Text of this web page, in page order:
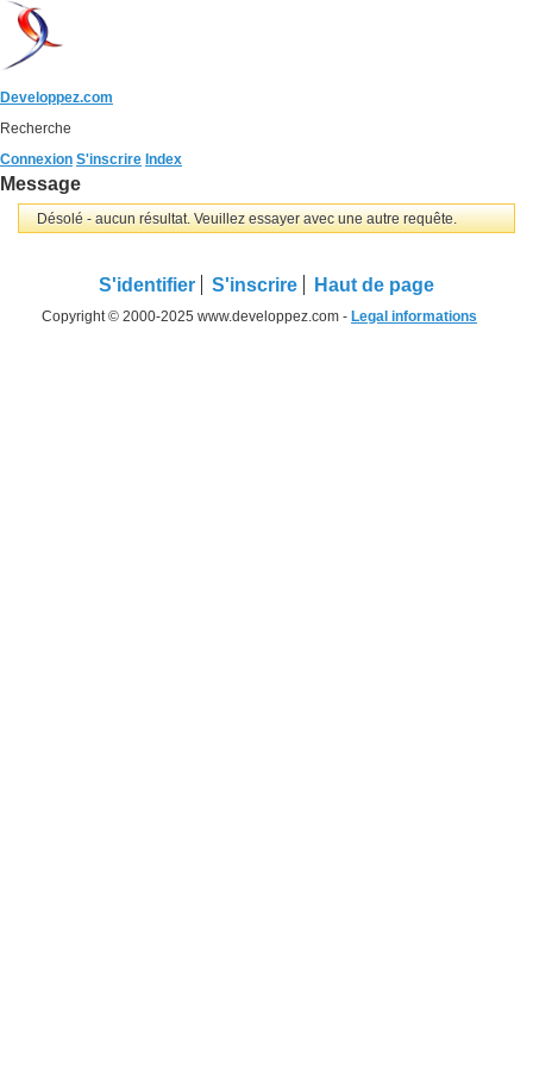
Developpez.com
Recherche
Connexion S'inscrire Index
Message
Désolé - aucun résultat. Veuillez essayer avec une autre requête.
S'identifier S'inscrire Haut de page
Copyright © 2000-2025 www.developpez.com - Legal informations